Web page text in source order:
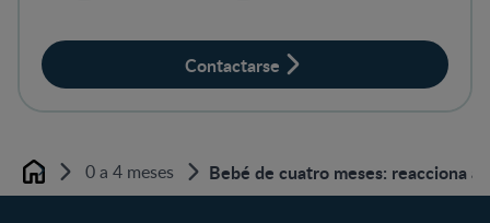
Contactarse
Home 0 a 4 meses Bebé de cuatro meses: reacciona a